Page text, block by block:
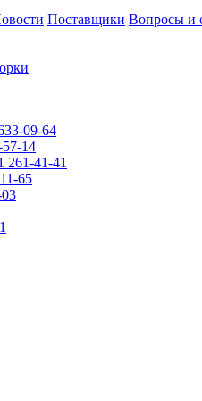
Поставщики Вопросы и
09-64
14
261-41-41
65